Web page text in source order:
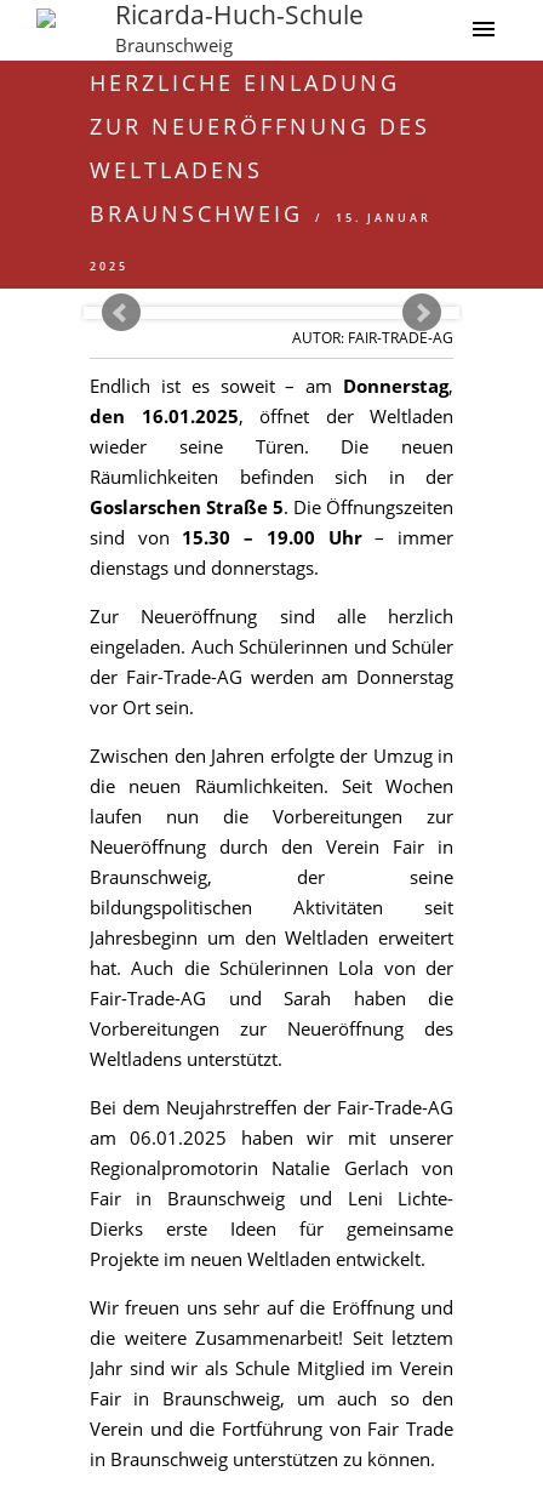
Ricarda-Huch-Schule
Braunschweig
HERZLICHE EINLADUNG
ZUR NEUERÖFFNUNG DES
WELTLADENS
BRAUNSCHWEIG
15. JANUAR
2025
AUTOR: FAIR-TRADE-AG
Endlich ist es soweit – am Donnerstag,
den 16.01.2025, öffnet der Weltladen
wieder seine Türen. Die neuen
Räumlichkeiten befinden sich in der
Goslarschen Straße 5. Die Öffnungszeiten
sind von 15.30 – 19.00 Uhr– immer
dienstags und donnerstags.
Zur Neueröffnung sind alle herzlich
eingeladen. Auch Schülerinnen und Schüler
der Fair-Trade-AG werden am Donnerstag
vor Ort sein.
Zwischen den Jahren erfolgte der Umzug in
die neuen Räumlichkeiten. Seit Wochen
laufen nun die Vorbereitungen zur
Neueröffnung durch den Verein Fair in
Braunschweig, der seine
bildungspolitischen Aktivitäten seit
Jahresbeginn um den Weltladen erweitert
hat. Auch die Schülerinnen Lola von der
Fair-Trade-AG und Sarah haben die
Vorbereitungen zur Neueröffnung des
Weltladens unterstützt.
Bei dem Neujahrstreffen der Fair-Trade-AG
am 06.01.2025 haben wir mit unserer
Regionalpromotorin Natalie Gerlach von
Fair in Braunschweig und Leni Lichte-
Dierks erste Ideen für gemeinsame
Projekte im neuen Weltladen entwickelt.
Wir freuen uns sehr auf die Eröffnung und
die weitere Zusammenarbeit! Seit letztem
Jahr sind wir als Schule Mitglied im Verein
Fair in Braunschweig, um auch so den
Verein und die Fortführung von Fair Trade
in Braunschweig unterstützen zu können.